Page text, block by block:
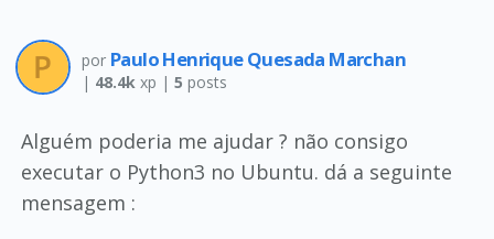
por Paulo Henrique Quesada Marchan
| 48.4kxp | 5 posts
Alguém poderia me ajudar ? não consigo
executar o Python3 no Ubuntu. dá a seguinte
mensagem :